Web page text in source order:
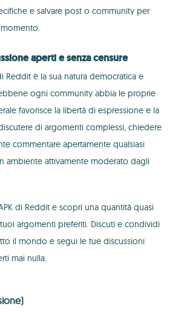
e salvare post o community per
aperti e senza censure
Reddit è la sua natura democratica e
ogni community abbia le proprie
favorisce la libertà di espressione e la
di argomenti complessi, chiedere
commentare apertamente qualsiasi
ambiente attivamente moderato dagli
di Reddit e scopri una quantità quasi
argomenti preferiti. Discuti e condividi
il mondo e segui le tue discussioni
mai nulla.